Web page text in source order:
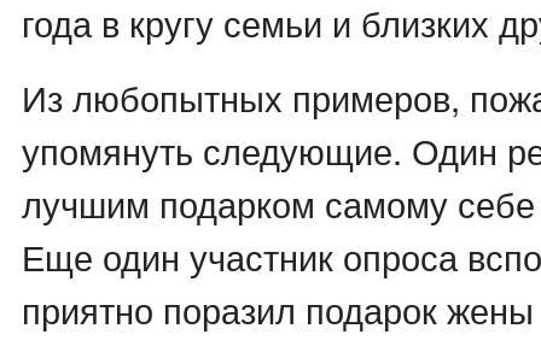
года в кругу семьи и близких
Из любопытных примеров,
упомянуть следующие. Один
лучшим подарком самому себе
Еще один участник опроса
приятно поразил подарок